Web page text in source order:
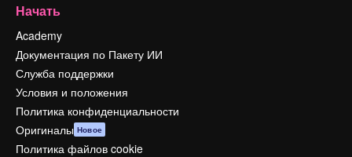
Начать
Academy
Документация по Пакету ИИ
Служба поддержки
Условия и положения
Политика конфиденциальности
Оригиналы Новое
Политика файлов cookie